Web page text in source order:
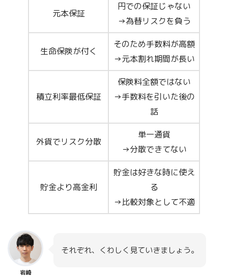
元本保証
円での保証じゃない
→為替リスクを負う
生命保険が付く
そのため手数料が高額
→元本割れ期間が長い
積立利率最低保証
保険料全額ではない
→手数料を引いた後の
話
外貨でリスク分散
単一通貨
→分散できてない
貯金より高金利
貯金は好きな時に使え
る
→比較対象として不適
岩崎
それぞれ、くわしく見ていきましょう。